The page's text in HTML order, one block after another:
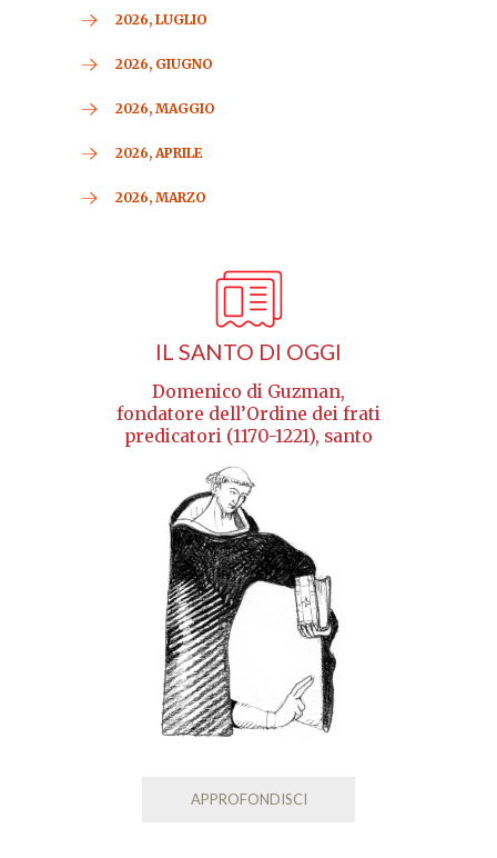
2026, LUGLIO
2026, GIUGNO
2026, MAGGIO
2026, APRILE
2026, MARZO
IL SANTO DI OGGI
Domenico di Guzman,
fondatore dell’Ordine dei frati
predicatori (1170-1221), santo
APPROFONDISCI